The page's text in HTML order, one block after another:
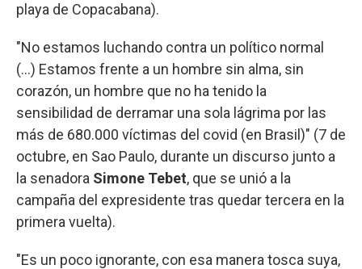
playa de Copacabana).
"No estamos luchando contra un político normal
(...) Estamos frente a un hombre sin alma, sin
corazón, un hombre que no ha tenido la
sensibilidad de derramar una sola lágrima por las
más de 680.000 víctimas del covid (en Brasil)" (7 de
octubre, en Sao Paulo, durante un discurso junto a
la senadora Simone Tebet, que se unió a la
campaña del expresidente tras quedar tercera en la
primera vuelta).
"Es un poco ignorante, con esa manera tosca suya,